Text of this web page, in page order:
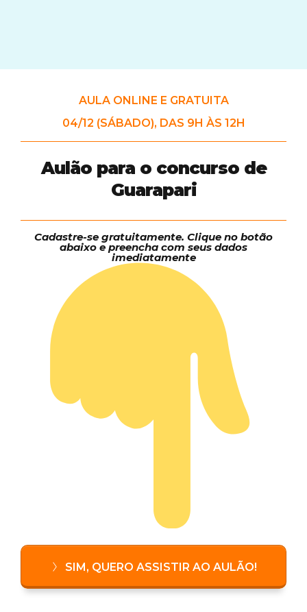
AULA ONLINE E GRATUITA
04/12 (SÁBADO), DAS 9H ÀS 12H
Aulão para o concurso de
Guarapari
Cadastre-se gratuitamente. Clique no botão
abaixo e preencha com seus dados
imediatamente
SIM, QUERO ASSISTIR AO AULÃO!